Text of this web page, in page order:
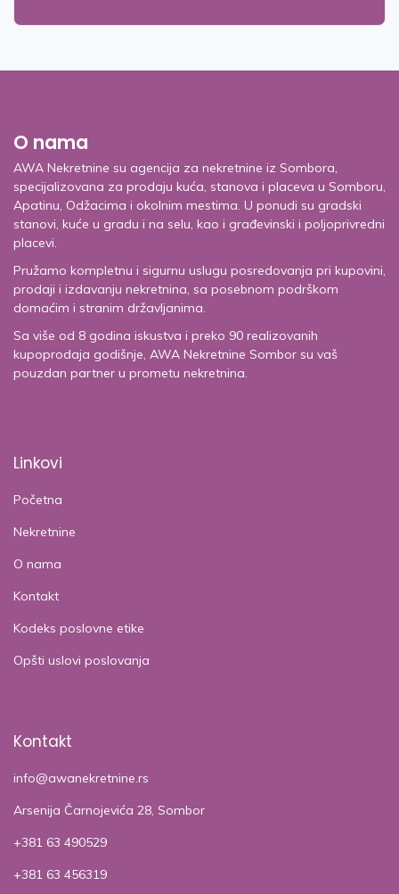
O nama
AWA Nekretnine su agencija za nekretnine iz Sombora,
specijalizovana za prodaju kuća, stanova i placeva u Somboru,
Apatinu, Odžacima i okolnim mestima. U ponudi su gradski
stanovi, kuće u gradu i na selu, kao i građevinski i poljoprivredni
placevi.
Pružamo kompletnu i sigurnu uslugu posredovanja pri kupovini,
prodaji i izdavanju nekretnina, sa posebnom podrškom
domaćim i stranim državljanima.
Sa više od 8 godina iskustva i preko 90 realizovanih
kupoprodaja godišnje, AWA Nekretnine Sombor su vaš
pouzdan partner u prometu nekretnina.
Linkovi
Početna
Nekretnine
O nama
Kontakt
Kodeks poslovne etike
Opšti uslovi poslovanja
Kontakt
info@awanekretnine.rs
Arsenija Čarnojevića 28, Sombor
+381 63 490529
+381 63 456319